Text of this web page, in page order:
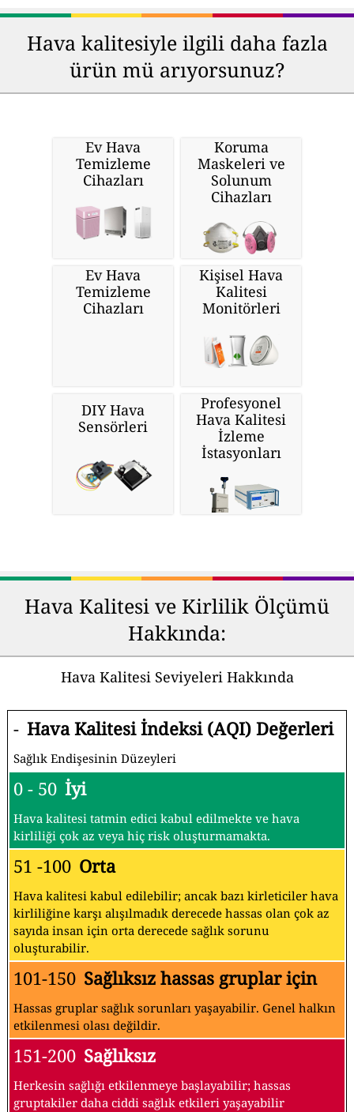
Hava kalitesiyle ilgili daha fazla
ürün mü arıyorsunuz?
Ev Hava
Temizleme
Cihazları
Koruma
Maskeleri ve
Solunum
Cihazları
Ev Hava
Temizleme
Cihazları
Kişisel Hava
Kalitesi
Monitörleri
DIY Hava
Sensörleri
Profesyonel
Hava Kalitesi
İzleme
İstasyonları
Hava Kalitesi ve Kirlilik Ölçümü
Hakkında:
Hava Kalitesi Seviyeleri Hakkında
- Hava Kalitesi İndeksi (AQI) Değerleri
Sağlık Endişesinin Düzeyleri
0 - 50 İyi
Hava kalitesi tatmin edici kabul edilmekte ve hava
kirliliği çok az veya hiç risk oluşturmamakta.
51 -100 Orta
Hava kalitesi kabul edilebilir; ancak bazı kirleticiler hava
kirliliğine karşı alışılmadık derecede hassas olan çok az
sayıda insan için orta derecede sağlık sorunu
oluşturabilir.
101-150 Sağlıksız hassas gruplar için
Hassas gruplar sağlık sorunları yaşayabilir. Genel halkın
etkilenmesi olası değildir.
151-200 Sağlıksız
Herkesin sağlığı etkilenmeye başlayabilir; hassas
gruptakiler daha ciddi sağlık etkileri yaşayabilir